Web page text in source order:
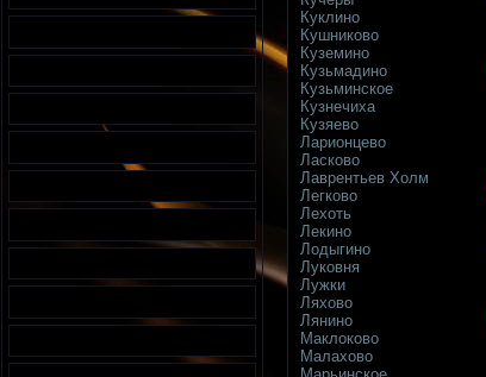
Куклино
Кушниково
Куземино
Кузьмадино
Кузьминское
Кузнечиха
Кузяево
Ларионцево
Ласково
Лаврентьев Холм
Легково
Лехоть
Лекино
Лодыгино
Луковня
Лужки
Ляхово
Лянино
Маклоково
Малахово